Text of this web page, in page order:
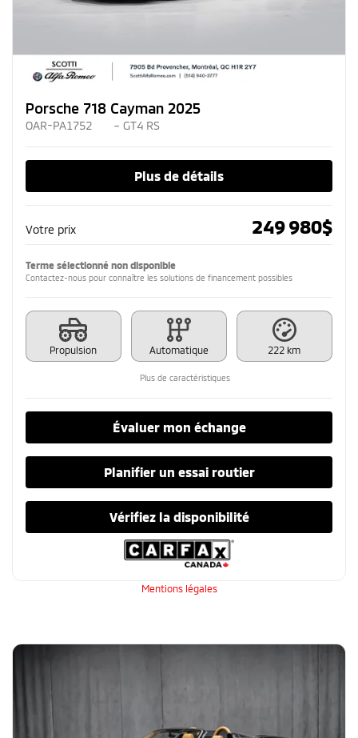
Porsche 718 Cayman 2025
OAR-PA1752 – GT4 RS
Plus de détails
Votre prix 249 980$
Terme sélectionné non disponible
Contactez-nous pour connaître les solutions de financement possibles
Propulsion Automatique 222 km
Plus de caractéristiques
Évaluer mon échange
Planifier un essai routier
Vérifiez la disponibilité
Mentions légales